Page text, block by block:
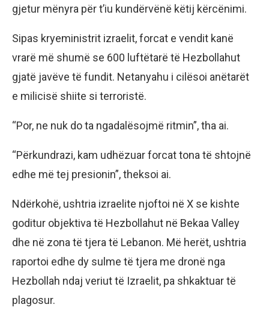
gjetur mënyra për t’iu kundërvënë këtij kërcënimi.
Sipas kryeministrit izraelit, forcat e vendit kanë
vrarë më shumë se 600 luftëtarë të Hezbollahut
gjatë javëve të fundit. Netanyahu i cilësoi anëtarët
e milicisë shiite si terroristë.
“Por, ne nuk do ta ngadalësojmë ritmin”, tha ai.
“Përkundrazi, kam udhëzuar forcat tona të shtojnë
edhe më tej presionin”, theksoi ai.
Ndërkohë, ushtria izraelite njoftoi në X se kishte
goditur objektiva të Hezbollahut në Bekaa Valley
dhe në zona të tjera të Lebanon. Më herët, ushtria
raportoi edhe dy sulme të tjera me dronë nga
Hezbollah ndaj veriut të Izraelit, pa shkaktuar të
plagosur.